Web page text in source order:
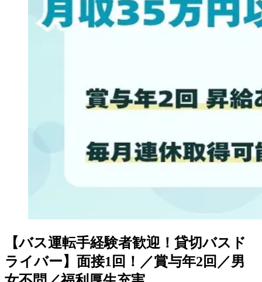
【バス運転手経験者歓迎！貸切バスド
ライバー】面接1回！／賞与年2回／男